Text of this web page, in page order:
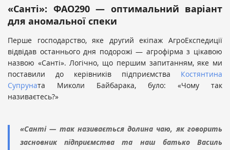
«Санті»: ФАО290 — оптимальний варіант
для аномальної спеки
Перше господарство, яке другий екіпаж АгроЕкспедиції
відвідав останнього дня подорожі — агрофірма з цікавою
назвою «Санті». Логічно, що першим запитанням, яке ми
поставили до керівників підприємства Костянтина
Супруната Миколи Байбарака, було: «Чому так
називаєтесь?»
«Санті — так називається долина чаю, як говорить
засновник підприємства та наш батько Василь